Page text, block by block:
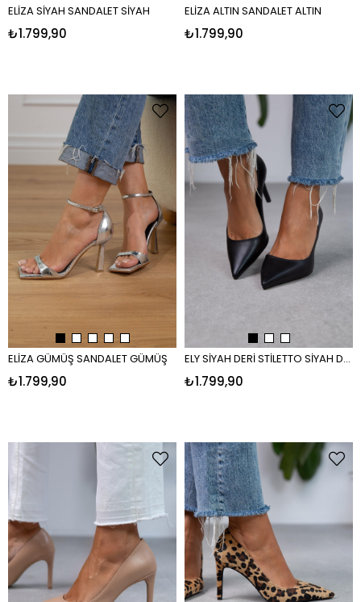
ELİZA SİYAH SANDALET SİYAH
₺1.799,90
ELİZA ALTIN SANDALET ALTIN
₺1.799,90
ELİZA GÜMÜŞ SANDALET GÜMÜŞ
₺1.799,90
ELY SİYAH DERİ STİLETTO SİYAH DERİ
₺1.799,90